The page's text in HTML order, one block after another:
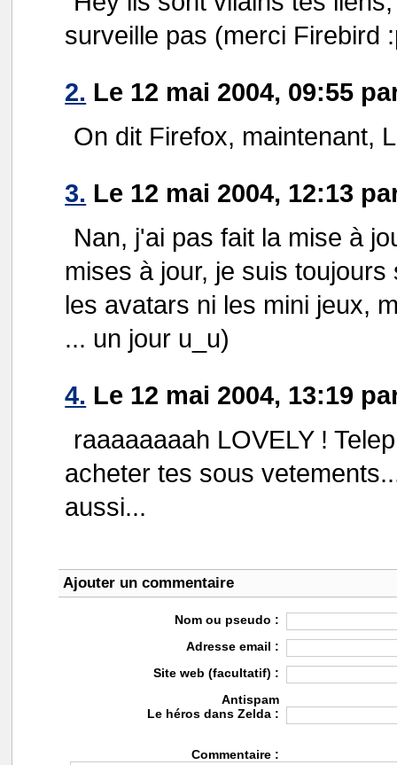
surveille pas (merci Firebird
2. Le 12 mai 2004, 09:55
On dit Firefox, maintenant,
3. Le 12 mai 2004, 12:13
Nan, j'ai pas fait la mise à
mises à jour, je suis
les avatars ni les mini jeux,
... un jour u_u)
4. Le 12 mai 2004, 13:19
raaaaaaaah LOVELY !
acheter tes sous
aussi...
Ajouter un commentaire
Nom ou pseudo :
Adresse email :
Site web (facultatif) :
Antispam
Le héros dans Zelda :
Commentaire :